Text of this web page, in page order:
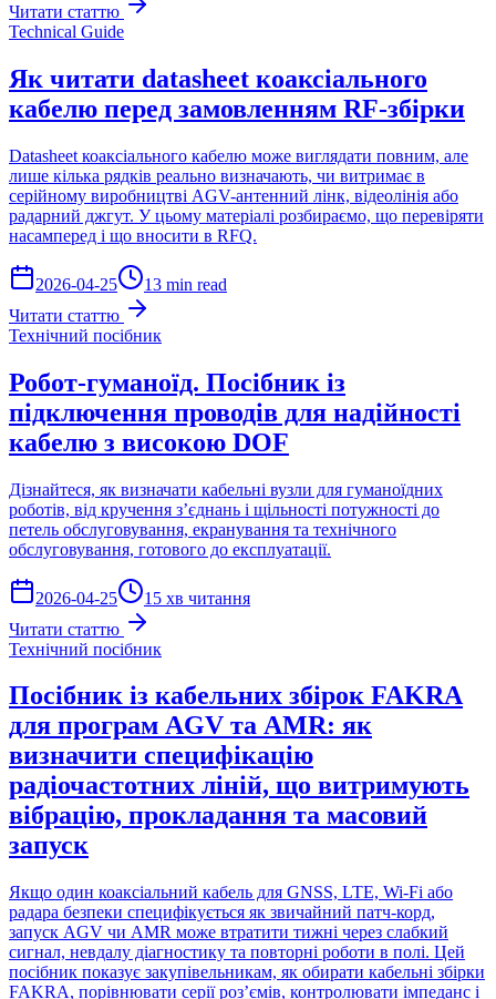
Читати статтю
Technical Guide
Як читати datasheet коаксіального
кабелю перед замовленням RF-збірки
Datasheet коаксіального кабелю може виглядати повним, але
лише кілька рядків реально визначають, чи витримає в
серійному виробництві AGV-антенний лінк, відеолінія або
радарний джгут. У цьому матеріалі розбираємо, що перевіряти
насамперед і що вносити в RFQ.
2026-04-25
13 min read
Читати статтю
Технічний посібник
Робот-гуманоїд. Посібник із
підключення проводів для надійності
кабелю з високою DOF
Дізнайтеся, як визначати кабельні вузли для гуманоїдних
роботів, від кручення з’єднань і щільності потужності до
петель обслуговування, екранування та технічного
обслуговування, готового до експлуатації.
2026-04-25
15 хв читання
Читати статтю
Технічний посібник
Посібник із кабельних збірок FAKRA
для програм AGV та AMR: як
визначити специфікацію
радіочастотних ліній, що витримують
вібрацію, прокладання та масовий
запуск
Якщо один коаксіальний кабель для GNSS, LTE, Wi-Fi або
радара безпеки специфікується як звичайний патч-корд,
запуск AGV чи AMR може втратити тижні через слабкий
сигнал, невдалу діагностику та повторні роботи в полі. Цей
посібник показує закупівельникам, як обирати кабельні збірки
FAKRA, порівнювати серії роз’ємів, контролювати імпеданс і